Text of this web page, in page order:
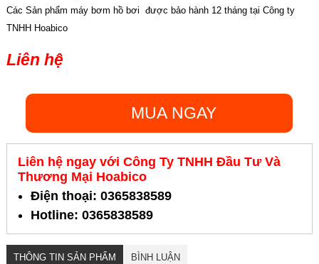
Các Sản phẩm máy bơm hồ bơi được bảo hành 12 tháng tại Công ty
TNHH Hoabico
Liên hệ
MUA NGAY
Liên hệ ngay với Công Ty TNHH Đầu Tư Và
Thương Mại Hoabico
Điện thoại: 0365838589
Hotline: 0365838589
THÔNG TIN SẢN PHẨM BÌNH LUẬN